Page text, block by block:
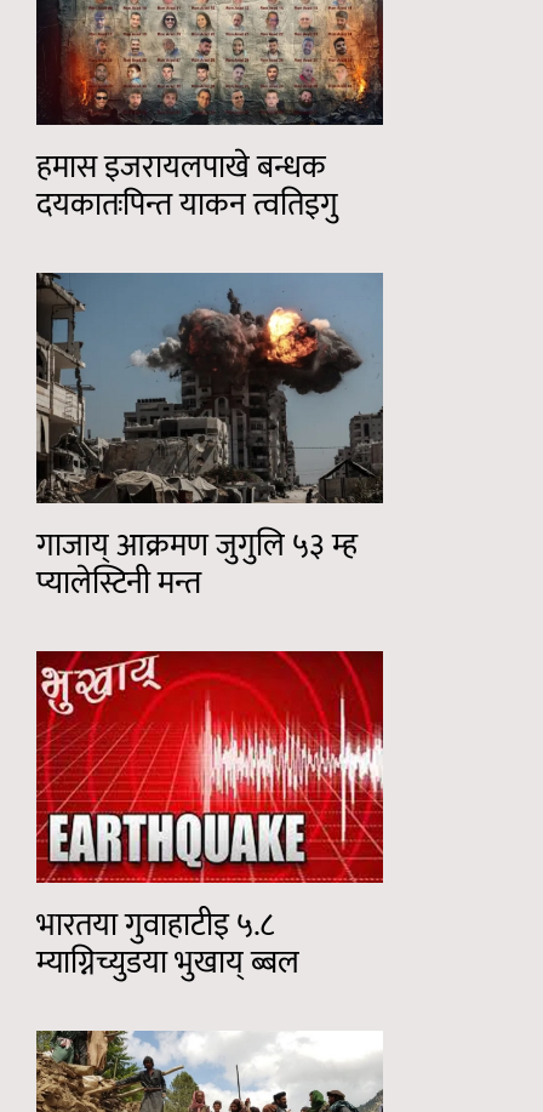
हमास इजरायलपाखे बन्धक
दयकातःपिन्त याकन त्वतिइगु
गाजाय् आक्रमण जुगुलि ५३ म्ह
प्यालेस्टिनी मन्त
भारतया गुवाहाटीइ ५.८
म्याग्निच्युडया भुखाय् ब्बल